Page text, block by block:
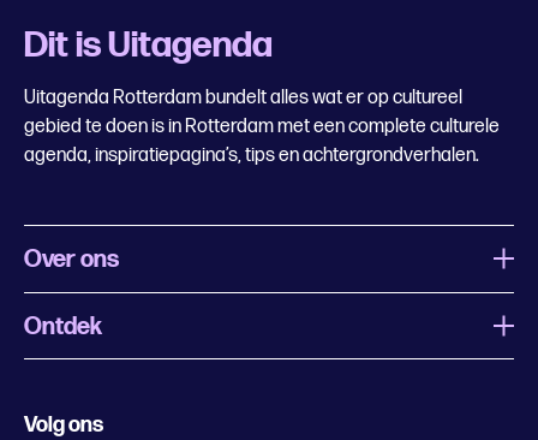
Dit is Uitagenda
Uitagenda Rotterdam bundelt alles wat er op cultureel
gebied te doen is in Rotterdam met een complete culturele
agenda, inspiratiepagina’s, tips en achtergrondverhalen.
Over ons
Wat is Uitagenda Rotterdam
Ontdek
Volg ons